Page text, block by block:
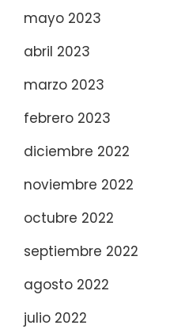
mayo 2023
abril 2023
marzo 2023
febrero 2023
diciembre 2022
noviembre 2022
octubre 2022
septiembre 2022
agosto 2022
julio 2022